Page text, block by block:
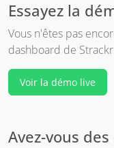
Essayez la
Vous n'êtes pas
dashboard de
Voir la démo live
Avez-vous